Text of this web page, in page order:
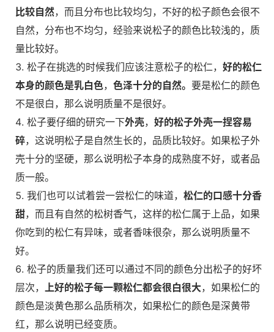
比较自然，而且分布也比较均匀，不好的松子颜色会很不
自然，分布也不均匀，经验来说松子的颜色比较浅的，质
量比较好。
松子在挑选的时候我们应该注意松子的松仁， 好的松仁
本身的颜色是乳白色， 色泽十分的自然。 要是松仁的颜色
不是很白，那么说明质量不是很好。
松子要仔细的研究一下外壳， 好的松子外壳一捏容易
碎，这说明松子是自然生长的，品质比较好。如果松子外
壳十分的坚硬，那么说明松子本身的成熟度不好，或者品
质一般。
我们也可以试着尝一尝松仁的味道， 松仁的口感十分香
甜，而且有自然的松树香气，这样的松仁属于上品，如果
你吃到的松仁有异味，或者香味很杂，那么说明质量不
好。
松子的质量我们还可以通过不同的颜色分出松子的好坏
层次，
上好的松子每一颗松仁都会很白很大，如果松仁的
颜色是淡黄色那么品质稍次，如果松仁的颜色是深黄带
红，那么说明已经变质。